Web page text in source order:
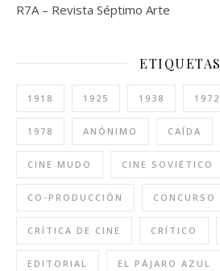
R7A – Revista Séptimo Arte
ETIQUETAS
1918 1925 1938 1972
1978 ANÓNIMO CAÍDA
CINE MUDO CINE SOVIÉTICO
CO-PRODUCCIÓN CONCURSO
CRÍTICA DE CINE CRÍTICO
EDITORIAL EL PÁJARO AZUL